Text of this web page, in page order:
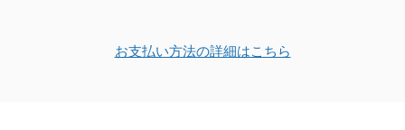
お支払い方法の詳細はこちら